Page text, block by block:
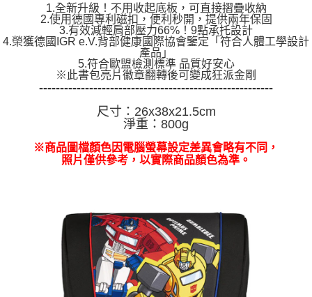
1.全新升級！不用收起底板，可直接摺疊收納
2.使用德國專利磁扣，便利秒開，提供兩年保固
3.有效減輕肩部壓力66%！9點承托設計
4.榮獲德國IGR e.V.背部健康國際協會鑒定「符合人體工學設計
產品」
5.符合歐盟檢測標準 品質好安心
※此書包亮片徽章翻轉後可變成狂派金剛
--------------------------------------------------------
尺寸：26x38x21.5cm
淨重：800g
※商品圖檔顏色因電腦螢幕設定差異會略有不同，
照片僅供參考，以實際商品顏色為準。